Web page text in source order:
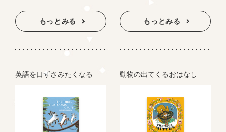
もっとみる もっとみる
英語を口ずさみたくなる 動物の出てくるおはなし